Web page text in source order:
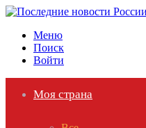
Меню
Поиск
Войти
Моя страна